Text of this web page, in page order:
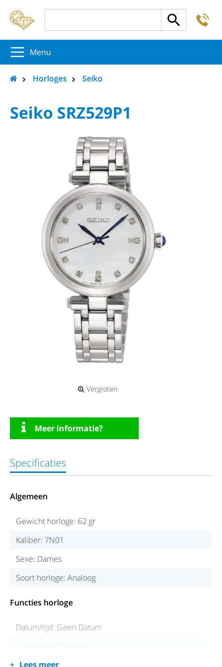
Menu
Horloges Seiko
Seiko SRZ529P1
Vergroten
Meer informatie?
Specificaties
Algemeen
Gewicht horloge: 62 gr
Kaliber: 7N01
Sexe: Dames
Soort horloge: Analoog
Functies horloge
Datum/tijd: Geen Datum
Lees meer